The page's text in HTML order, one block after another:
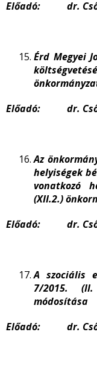
Előadó: dr.
Érd Megyei
Előadó: dr.
Az
helyiségek
vonatkozó
(XII.2.)
Előadó: dr.
A szociális
7/2015.
módosítása
Előadó: dr.